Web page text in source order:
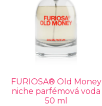
FURIOSA® Old Money
niche parfémová voda
50 ml